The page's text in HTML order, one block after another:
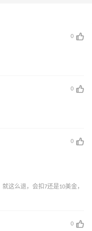
0
0
0
就这么退，会扣7还是10美金，
0